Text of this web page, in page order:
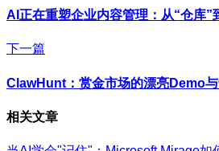
AI正在重塑企业内容管理：从“仓库”
下一篇
ClawHunt：赏金市场的漂亮Demo
相关文章